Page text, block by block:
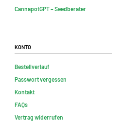
CannapotGPT – Seedberater
Konto
Bestellverlauf
Passwort vergessen
Kontakt
FAQs
Vertrag widerrufen